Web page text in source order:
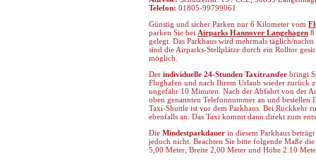
Telefon: 01805-99799061
Günstig und sicher Parken nur 6 Kilometer vom
parken Sie bei Airparks Hannover Langehagen 8
gelegt. Das Parkhaus wird mehrmals täglich/
sind die Airparks-Stellplätze durch ein Rolltor
möglich.
Der individuelle 24-Stunden Taxitransfer bringt
Flughafen und nach Ihrem Urlaub wieder zurück
ungefähr 10 Minuten. Nach der Abfahrt von der
oben genannten Telefonnummer an und
Taxi-Shuttle ist vor dem Parkhaus. Bei Rückkehr
ebenfalls an. Das Taxi kommt dann direkt zum
Die Mindestparkdauer in diesem Parkhaus
jedoch nicht. Beachten Sie bitte folgende Maße
5,00 Meter, Breite 2,00 Meter und Höhe 2.10